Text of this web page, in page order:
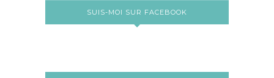
SUIS-MOI SUR FACEBOOK